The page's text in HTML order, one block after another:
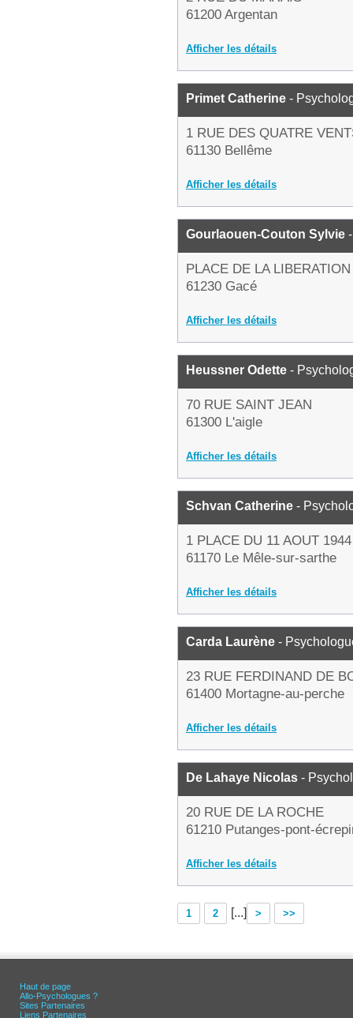
61200 Argentan
Afficher les détails
Primet Catherine -
1 RUE DES QUATRE
61130 Bellême
Afficher les détails
Gourlaouen-Couton Sylvie
PLACE DE LA LIBERATION
61230 Gacé
Afficher les détails
Heussner Odette -
70 RUE SAINT JEAN
61300 L'aigle
Afficher les détails
Schvan Catherine -
1 PLACE DU 11 AOUT 1944
61170 Le Mêle-sur-sarthe
Afficher les détails
Carda Laurène -
23 RUE FERDINAND DE
61400 Mortagne-au-perche
Afficher les détails
De Lahaye Nicolas -
20 RUE DE LA ROCHE
61210 Putanges-pont-
Afficher les détails
1 2 [...] > >>
Haut de page
Allo-Psychologues ?
Sites Partenaires
Liens Partenaires